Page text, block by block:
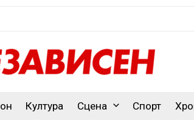
Култура Сцена Спорт